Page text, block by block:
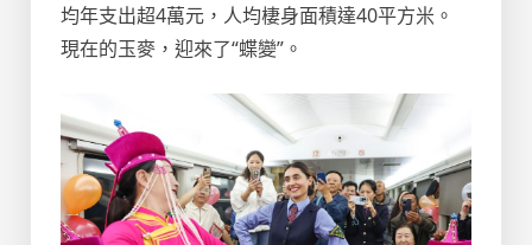
均年支出超4萬元，人均棲身面積達40平方米。
現在的玉麥，迎來了“蝶變”。